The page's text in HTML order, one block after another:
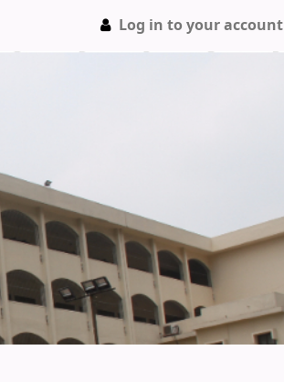
Log in to your account